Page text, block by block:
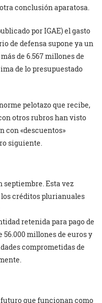
conclusión aparatosa.
por IGAE) el gasto
de defensa supone ya un
de 6.567 millones de
de lo presupuestado
pelotazo que recibe,
otros rubros han visto
con «descuentos»
siguiente.
septiembre. Esta vez
créditos plurianuales
retenida para pago de
56.000 millones de euros y
comprometidas de
futuro que funcionan como